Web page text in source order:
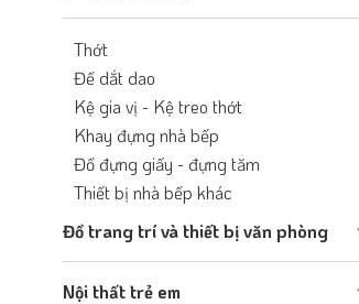
Thớt
Đế dắt dao
Kệ gia vị - Kệ treo thớt
Khay đựng nhà bếp
Đồ đựng giấy - đựng tăm
Thiết bị nhà bếp khác
Đồ trang trí và thiết bị văn phòng
Nội thất trẻ em